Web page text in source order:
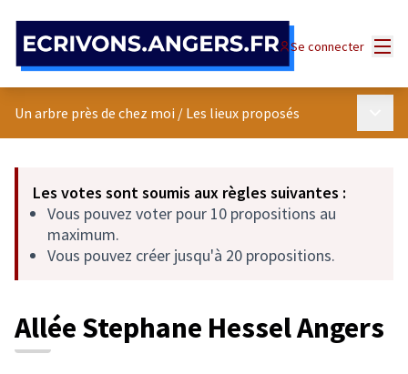
Se connecter
Un arbre près de chez moi / Les lieux proposés
Les votes sont soumis aux règles suivantes :
Vous pouvez voter pour 10 propositions au
maximum.
Vous pouvez créer jusqu'à 20 propositions.
Allée Stephane Hessel Angers